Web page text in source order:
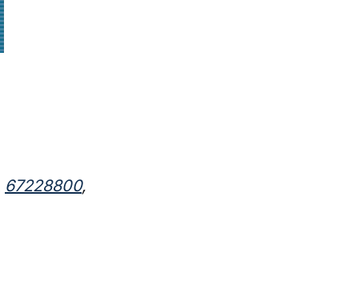
67228800,